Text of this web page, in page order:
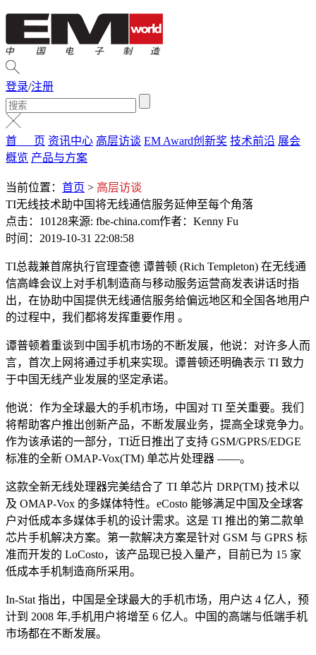
登录/注册
首 页 资讯中心 高层访谈 EM Award创新奖 技术前沿 展会
概览 产品与方案
当前位置： 首页 > 高层访谈
TI无线技术助中国将无线通信服务延伸至每个角落
点击：10128来源: fbe-china.com作者：Kenny Fu
时间：2019-10-31 22:08:58
TI总裁兼首席执行官理查德 谭普顿 (Rich Templeton) 在无线通
信高峰会议上对手机制造商与移动服务运营商发表讲话时指
出，在协助中国提供无线通信服务给偏远地区和全国各地用户
的过程中，我们都将发挥重要作用 。
谭普顿着重谈到中国手机市场的不断发展，他说：对许多人而
言，首次上网将通过手机来实现。谭普顿还明确表示 TI 致力
于中国无线产业发展的坚定承诺。
他说：作为全球最大的手机市场，中国对 TI 至关重要。我们
将帮助客户推出创新产品，不断发展业务，提高全球竞争力。
作为该承诺的一部分，TI近日推出了支持 GSM/GPRS/EDGE
标准的全新 OMAP-Vox(TM) 单芯片处理器 ――。
这款全新无线处理器完美结合了 TI 单芯片 DRP(TM) 技术以
及 OMAP-Vox 的多媒体特性。eCosto 能够满足中国及全球客
户对低成本多媒体手机的设计需求。这是 TI 推出的第二款单
芯片手机解决方案。第一款解决方案是针对 GSM 与 GPRS 标
准而开发的 LoCosto，该产品现已投入量产，目前已为 15 家
低成本手机制造商所采用。
In-Stat 指出，中国是全球最大的手机市场，用户达 4 亿人，预
计到 2008 年,手机用户将增至 6 亿人。中国的高端与低端手机
市场都在不断发展。